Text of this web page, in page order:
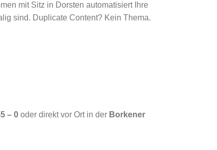
mit Sitz in Dorsten automatisiert Ihre
sind. Duplicate Content? Kein Thema.
– 0 oder direkt vor Ort in der Borkener